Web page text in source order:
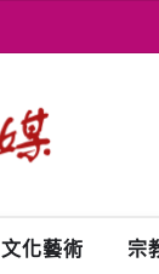
文化藝術 宗